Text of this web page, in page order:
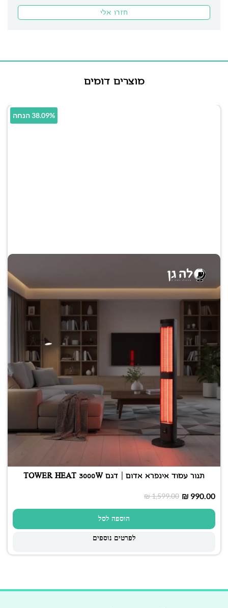
מוצרים דומים
38.09% הנחה
תנור עמוד אינפרא אדום | דגם TOWER HEAT 3000W
₪1,599.00 ₪ 990.00
הוספה לסל
לפרטים נוספים